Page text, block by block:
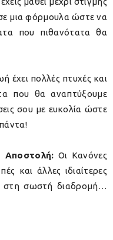
μια φόρμουλα ώστε να
που πιθανότατα θα
έχει πολλές πτυχές και
που θα αναπτύξουμε
σου με ευκολία ώστε
Αποστολή: Οι Κανόνες
και άλλες ιδιαίτερες
στη σωστή διαδρομή…